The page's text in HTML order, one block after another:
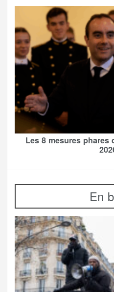
Les 8 mesures phares
En